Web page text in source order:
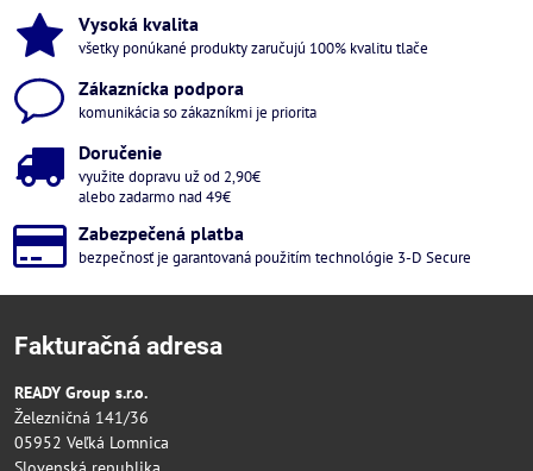
Vysoká kvalita
všetky ponúkané produkty zaručujú 100% kvalitu tlače
Zákaznícka podpora
komunikácia so zákazníkmi je priorita
Doručenie
využite dopravu už od 2,90€
alebo zadarmo nad 49€
Zabezpečená platba
bezpečnosť je garantovaná použitím technológie 3-D Secure
Fakturačná adresa
READY Group s.r.o.
Železničná 141/36
05952 Veľká Lomnica